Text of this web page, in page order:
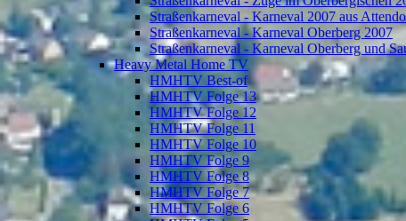
Straßenkarneval - Karneval 2007 aus
Straßenkarneval - Karneval Oberberg 2007
Straßenkarneval - Karneval Oberberg und
Heavy Metal Home TV
HMHTV Best-of
HMHTV Folge 13
HMHTV Folge 12
HMHTV Folge 11
HMHTV Folge 10
HMHTV Folge 9
HMHTV Folge 8
HMHTV Folge 7
HMHTV Folge 6